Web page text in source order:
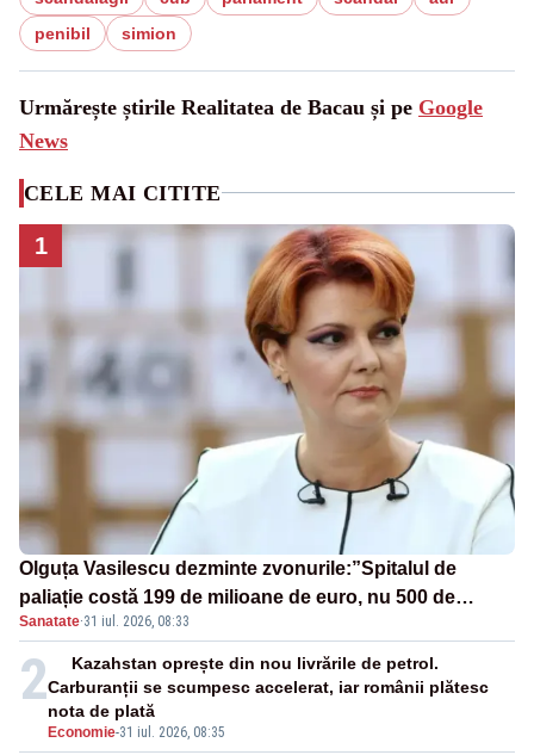
penibil
simion
Urmărește știrile Realitatea de Bacau și pe Google
News
CELE MAI CITITE
1
Olguța Vasilescu dezminte zvonurile:”Spitalul de
paliație costă 199 de milioane de euro, nu 500 de
milioane”
Sanatate·31 iul. 2026, 08:33
2
Economie-31 iul. 2026, 08:35
Kazahstan oprește din nou livrările de petrol.
Carburanții se scumpesc accelerat, iar românii plătesc
nota de plată